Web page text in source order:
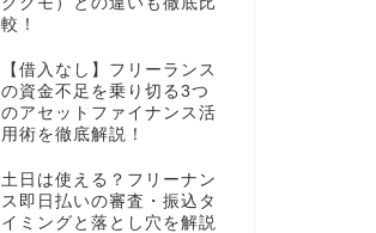
較！
【借入なし】フリーランス
の資金不足を乗り切る3つ
のアセットファイナンス活
用術を徹底解説！
土日は使える？フリーナン
ス即日払いの審査・振込タ
イミングと落とし穴を解説